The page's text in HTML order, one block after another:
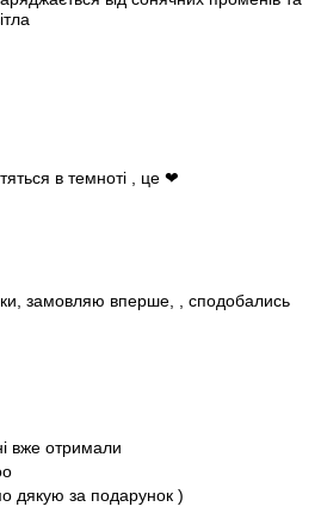
в темноті , це ❤
замовляю вперше, , сподобались
вже отримали
дякую за подарунок )